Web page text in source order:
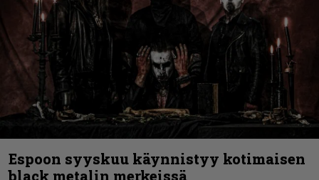
Espoon syyskuu käynnistyy kotimaisen
black metalin merkeissä